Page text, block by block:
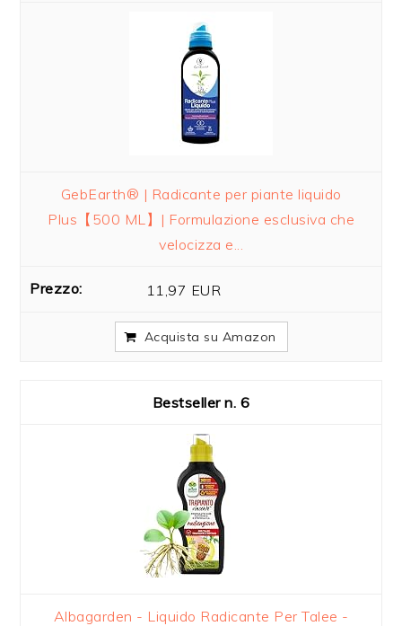
GebEarth® | Radicante per piante liquido
Plus【500 ML】| Formulazione esclusiva che
velocizza e...
11,97 EUR
Acquista su Amazon
6
Albagarden - Liquido Radicante Per Talee -